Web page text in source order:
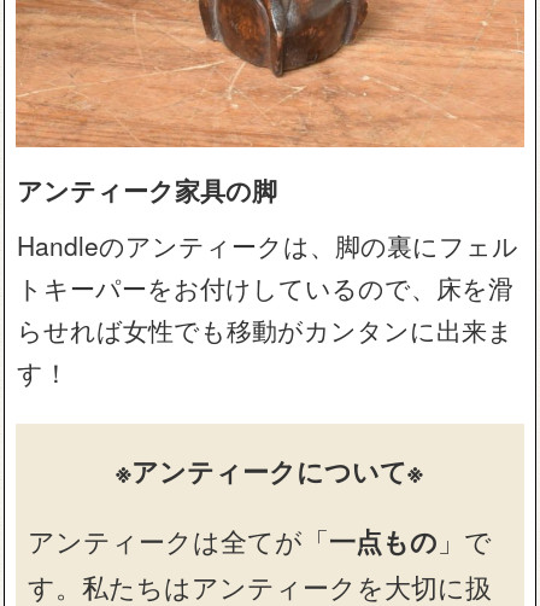
アンティーク家具の脚
Handleのアンティークは、脚の裏にフェル
トキーパーをお付けしているので、床を滑
らせれば女性でも移動がカンタンに出来ま
す！
※アンティークについて※
アンティークは全てが「 一点もの 」で
す。私たちはアンティークを大切に扱